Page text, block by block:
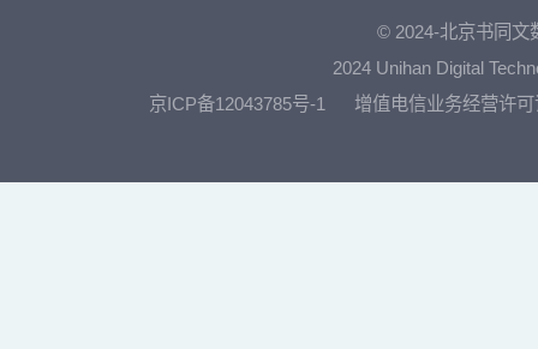
© 2024-北京书同文
2024 Unihan Digital
京ICP备12043785号-1
增值电信业务经营许